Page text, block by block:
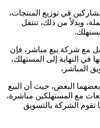
في توزيع المنتجات،
وبدلاً من ذلك، تنتقل
مع شركة بيع مباشر، فإن
في النهاية إلى المستهلك،
المباشر،
البعض، حيث أن البيع
مع المستهلكين مباشرة،
الشركة بالتسويق